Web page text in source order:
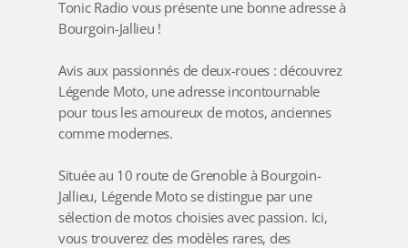
TonicRadio vous présente une bonne adresse à
Bourgoin-Jallieu !
Avis aux passionnés de deux-roues : découvrez
Légende Moto, une adresse incontournable
pour tous les amoureux de motos, anciennes
comme modernes.
Située au 10 route de Grenoble à Bourgoin-
Jallieu, Légende Moto se distingue par une
sélection de motos choisies avec passion. Ici,
vous trouverez des modèles rares, des